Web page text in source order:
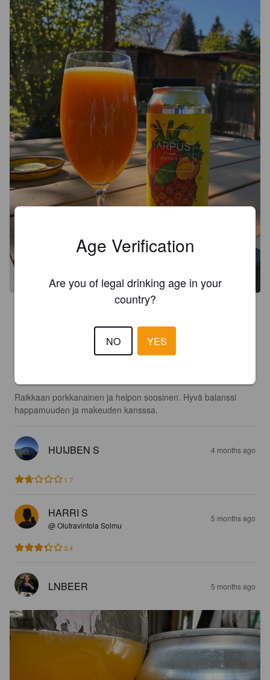
SYYLÄJUURI
Raikkaan porkkanainen ja helpon soosinen. Hyvä balanssi
happamuuden ja makeuden kansssa.
HUIJBEN S 4 months ago
1.7
HARRI S
@ Olutravintola Solmu
5 months ago
3.4
LNBEER 5 months ago
Age Verification
Are you of legal drinking age in your
country?
NO YES